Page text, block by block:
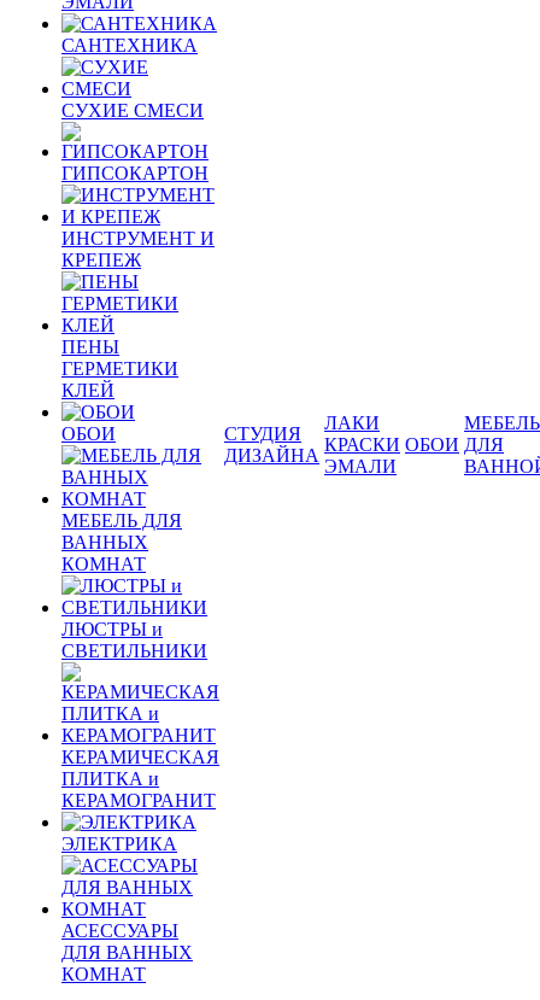
САНТЕХНИКА
СУХИЕ СМЕСИ
ГИПСОКАРТОН
ИНСТРУМЕНТ И
КРЕПЕЖ
ПЕНЫ
ГЕРМЕТИКИ
КЛЕЙ
ОБОИ
МЕБЕЛЬ ДЛЯ
ВАННЫХ
КОМНАТ
ЛЮСТРЫ и
СВЕТИЛЬНИКИ
КЕРАМИЧЕСКАЯ
ПЛИТКА и
КЕРАМОГРАНИТ
ЭЛЕКТРИКА
АСЕССУАРЫ
ДЛЯ ВАННЫХ
КОМНАТ
СТУДИЯ
ДИЗАЙНА
ЛАКИ
КРАСКИ
ЭМАЛИ
ОБОИ
МЕБЕЛЬ
ДЛЯ